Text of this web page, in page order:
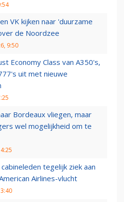
VK kijken naar 'duurzame
de Noordzee
9:50
Economy Class van A350's,
uit met nieuwe
Bordeaux vliegen, maar
wel mogelijkheid om te
tegelijk ziek aan
Airlines-vlucht